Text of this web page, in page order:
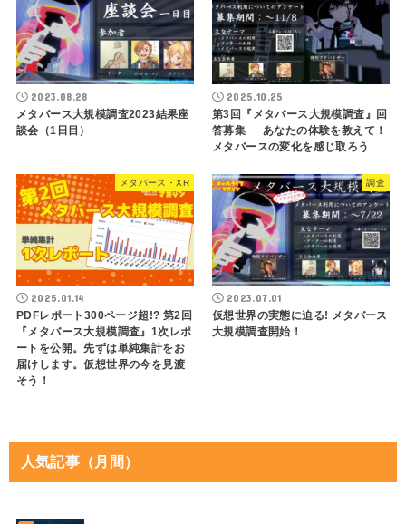
2023.08.28
メタバース大規模調査2023結果座
談会（1日目）
2025.10.25
第3回『メタバース大規模調査』回
答募集──あなたの体験を教えて！
メタバースの変化を感じ取ろう
メタバース・XR
2025.01.14
PDFレポート300ページ超!? 第2回
『メタバース大規模調査』1次レポ
ートを公開。先ずは単純集計をお
届けします。仮想世界の今を見渡
そう！
調査
2023.07.01
仮想世界の実態に迫る! メタバース
大規模調査開始！
人気記事（月間）